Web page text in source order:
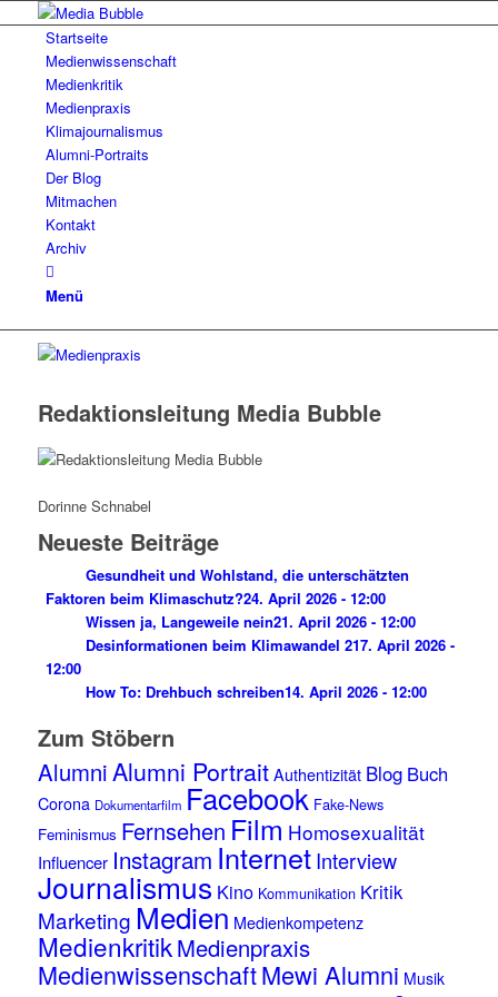
Startseite
Medienwissenschaft
Medienkritik
Medienpraxis
Klimajournalismus
Alumni-Portraits
Der Blog
Mitmachen
Kontakt
Archiv
Menü
Redaktions­leitung Media Bubble
Dorinne Schnabel
Neueste Beiträge
Gesundheit und Wohlstand, die unterschätzten
Faktoren beim Klimaschutz?24. April 2026 - 12:00
Wissen ja, Langeweile nein21. April 2026 - 12:00
Desinformationen beim Klimawandel 217. April 2026 -
12:00
How To: Drehbuch schreiben14. April 2026 - 12:00
Zum Stöbern
AlumniAlumni Portrait Authentizität Blog Buch
Corona Dokumentarfilm Facebook Fake-News
Feminismus Fernsehen Film Homosexualität
Influencer Instagram Internet Interview
Journalismus Kino Kommunikation Kritik
Marketing Medien Medienkompetenz
MedienkritikMedienpraxis
MedienwissenschaftMewi Alumni Musik